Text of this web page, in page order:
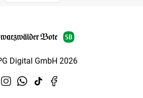
Digital GmbH 2026